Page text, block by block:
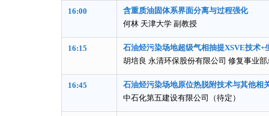
16:00
含重质油固体系界面分离与过程强化
何林 天津大学 副教授
16:15
石油烃污染场地超级气相抽提XSVE技术+
胡培良 永清环保股份有限公司 修复事业
16:45
石油烃污染场地原位热脱附技术与其他相
中石化第五建设有限公司（待定）